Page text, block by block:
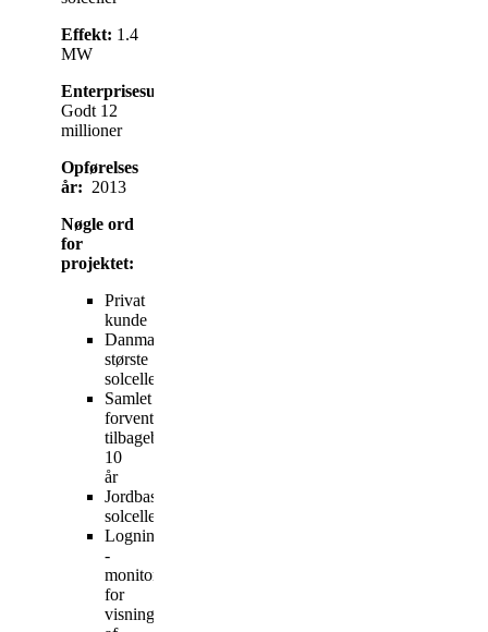
Effekt: 1.4
MW
Enterprisesum:
Godt 12
millioner
Opførelses
år: 2013
Nøgle ord
for
projektet:
Privat
kunde
Danmarks
største
solcellepark
Samlet
forventet
tilbagebetalingstid:
10
år
Jordbaseret
solcelleanlæg
Logning
-
monitor
for
visning